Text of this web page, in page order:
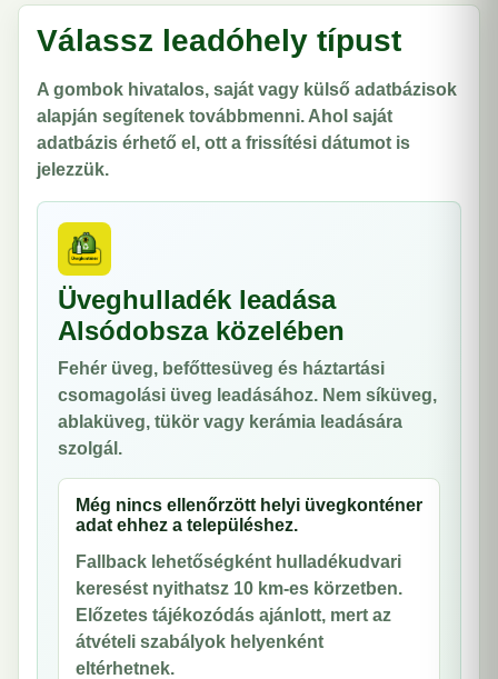
Válassz leadóhely típust
A gombok hivatalos, saját vagy külső adatbázisok
alapján segítenek továbbmenni. Ahol saját
adatbázis érhető el, ott a frissítési dátumot is
jelezzük.
Üveghulladék leadása
Alsódobsza közelében
Fehér üveg, befőttesüveg és háztartási
csomagolási üveg leadásához. Nem síküveg,
ablaküveg, tükör vagy kerámia leadására
szolgál.
Még nincs ellenőrzött helyi üvegkonténer
adat ehhez a településhez.
Fallback lehetőségként hulladékudvari
keresést nyithatsz 10 km-es körzetben.
Előzetes tájékozódás ajánlott, mert az
átvételi szabályok helyenként
eltérhetnek.